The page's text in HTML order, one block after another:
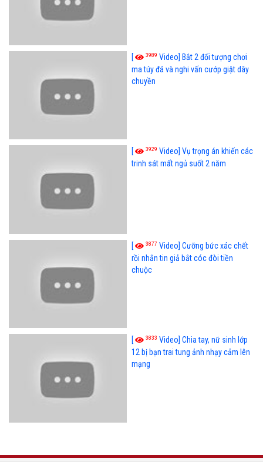
[ 3989 Video] Bắt 2 đối tượng chơi
ma túy đá và nghi vấn cướp giật dây
chuyền
[ 3929 Video] Vụ trọng án khiến các
trinh sát mất ngủ suốt 2 năm
[ 3877 Video] Cưỡng bức xác chết
rồi nhắn tin giả bắt cóc đòi tiền
chuộc
[ 3833 Video] Chia tay, nữ sinh lớp
12 bị bạn trai tung ảnh nhạy cảm lên
mạng